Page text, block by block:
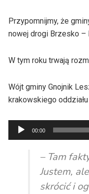
Przypomnijmy, że
nowej drogi Brzesko –
W tym roku trwają
Wójt gminy Gnojnik
krakowskiego
Odtwarzacz
plików
dźwiękowych
00:00
– Tam
Justem,
skrócić i